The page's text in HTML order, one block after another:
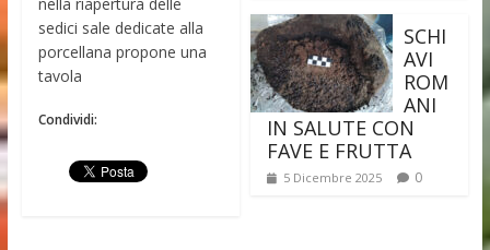
sedici sale dedicate alla
porcellana propone una
tavola
Condividi:
SCHI
AVI
ROM
ANI
IN SALUTE CON
FAVE E FRUTTA
5 Dicembre 2025 0